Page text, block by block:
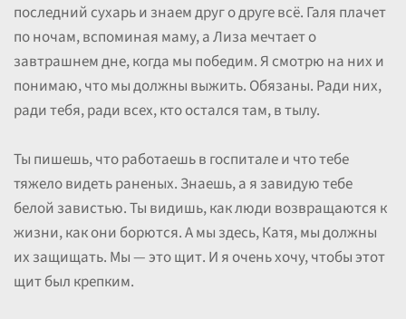
последний сухарь и знаем друг о друге всё. Галя плачет
по ночам, вспоминая маму, а Лиза мечтает о
завтрашнем дне, когда мы победим. Я смотрю на них и
понимаю, что мы должны выжить. Обязаны. Ради них,
ради тебя, ради всех, кто остался там, в тылу.
Ты пишешь, что работаешь в госпитале и что тебе
тяжело видеть раненых. Знаешь, а я завидую тебе
белой завистью. Ты видишь, как люди возвращаются к
жизни, как они борются. А мы здесь, Катя, мы должны
их защищать. Мы — это щит. И я очень хочу, чтобы этот
щит был крепким.